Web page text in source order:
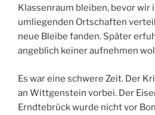
Klassenraum bleiben, bevor wir
umliegenden Ortschaften
neue Bleibe fanden. Später
angeblich keiner aufnehmen
Es war eine schwere Zeit. Der
an Wittgenstein vorbei. Der
Erndtebrück wurde nicht vor